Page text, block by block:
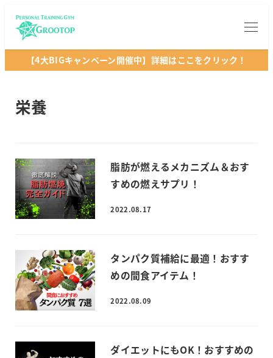
【4大BIGキャンペーン開催中】詳細はここをクリック！
栄養
脂肪が燃えるメカニズム＆おす
すめの燃えサプリ！
2022.08.17
タンパク質補給に最適！おすす
めの間食アイテム！
2022.08.09
ダイエットにもOK！おすすめの